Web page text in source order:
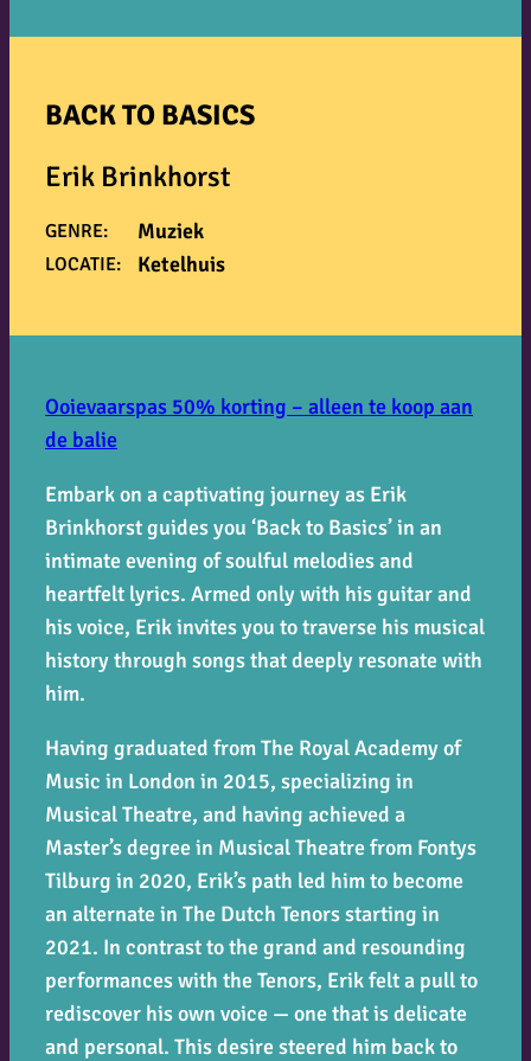
Ooievaarspas 50% korting – alleen te koop aan
de balie
Embark on a captivating journey as Erik
Brinkhorst guides you ‘Back to Basics’ in an
intimate evening of soulful melodies and
heartfelt lyrics. Armed only with his guitar and
his voice, Erik invites you to traverse his musical
history through songs that deeply resonate with
him.
Having graduated from The Royal Academy of
Music in London in 2015, specializing in
Musical Theatre, and having achieved a
Master’s degree in Musical Theatre from Fontys
Tilburg in 2020, Erik’s path led him to become
an alternate in The Dutch Tenors starting in
2021. In contrast to the grand and resounding
performances with the Tenors, Erik felt a pull to
rediscover his own voice — one that is delicate
and personal. This desire steered him back to
BACK TO BASICS
Erik Brinkhorst
GENRE: Muziek
LOCATIE: Ketelhuis